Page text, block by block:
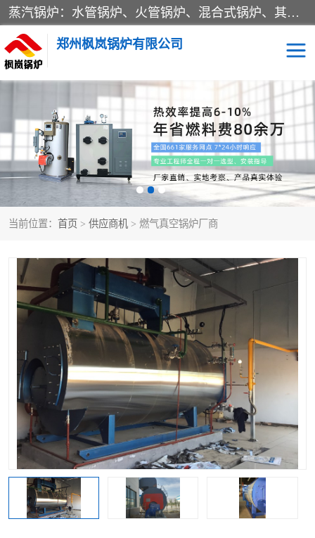
蒸汽锅炉：水管锅炉、火管锅炉、混合式锅炉、其他蒸汽锅炉； 热水锅炉：家用型集中供暖用热水锅炉、其他热水锅炉； 有机热载体锅炉； 船用蒸汽锅炉； （锅炉用辅助设备及装置）蒸汽冷凝器：表面冷凝器、混合式冷凝器、空冷式冷凝器、其他蒸汽冷凝器； 锅炉用辅助设备：节热器、蒸汽收集器、蓄能器、烟垢清除器、气体回收器、泥渣刮除器、空气预热器、其他锅炉用辅助设备；
郑州枫岚锅炉有限公司
当前位置： 首页 > 供应商机 > 燃气真空锅炉厂商